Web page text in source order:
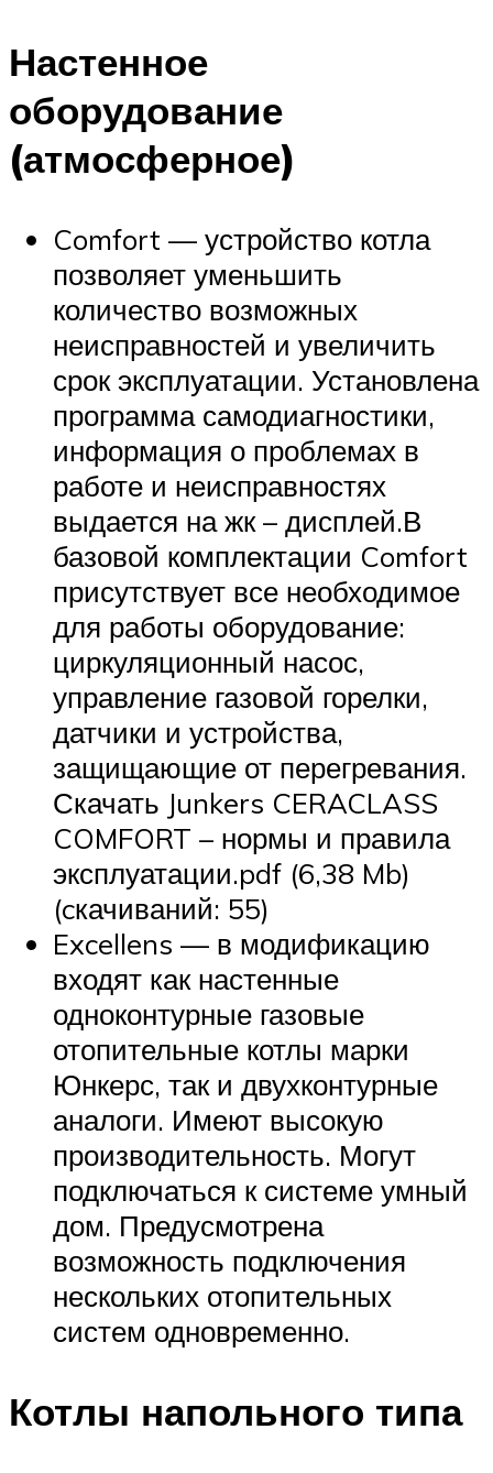
Настенное
оборудование
(атмосферное)
Comfort — устройство котла
позволяет уменьшить
количество возможных
неисправностей и увеличить
срок эксплуатации. Установлена
программа самодиагностики,
информация о проблемах в
работе и неисправностях
выдается на жк – дисплей.В
базовой комплектации Comfort
присутствует все необходимое
для работы оборудование:
циркуляционный насос,
управление газовой горелки,
датчики и устройства,
защищающие от перегревания.
Скачать Junkers CERACLASS
COMFORT – нормы и правила
эксплуатации.pdf (6,38 Mb)
(cкачиваний: 55)
Excellens — в модификацию
входят как настенные
одноконтурные газовые
отопительные котлы марки
Юнкерс, так и двухконтурные
аналоги. Имеют высокую
производительность. Могут
подключаться к системе умный
дом. Предусмотрена
возможность подключения
нескольких отопительных
систем одновременно.
Котлы напольного типа